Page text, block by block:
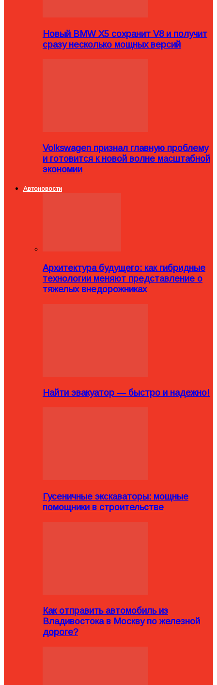
Новый BMW X5 сохранит V8 и получит
сразу несколько мощных версий
Volkswagen признал главную проблему
и готовится к новой волне масштабной
экономии
Автоновости
Архитектура будущего: как гибридные
технологии меняют представление о
тяжелых внедорожниках
Найти эвакуатор — быстро и надежно!
Гусеничные экскаваторы: мощные
помощники в строительстве
Как отправить автомобиль из
Владивостока в Москву по железной
дороге?